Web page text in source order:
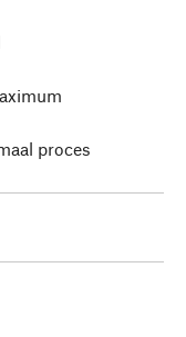
proces